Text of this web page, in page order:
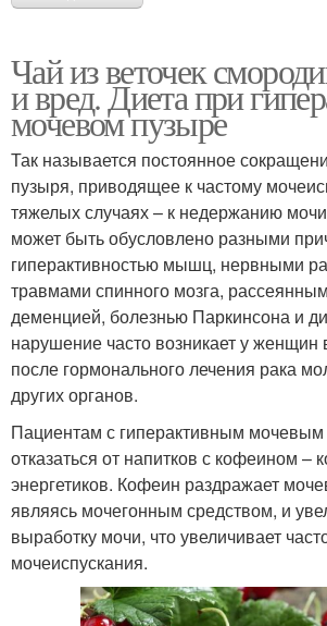
Чай из веточек
и вред. Диета при
мочевом пузыре
Так называется постоянное
пузыря, приводящее к частому
тяжелых случаях – к недержанию
может быть обусловлено разными
гиперактивностью мышц, нервными
травмами спинного мозга,
деменцией, болезнью Паркинсона и
нарушение часто возникает у женщин
после гормонального лечения рака
других органов.
Пациентам с гиперактивным
отказаться от напитков с кофеином –
энергетиков. Кофеин раздражает
являясь мочегонным средством, и
выработку мочи, что увеличивает
мочеиспускания.